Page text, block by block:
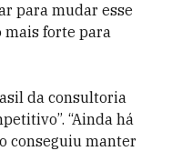
para mudar esse
forte para
da consultoria
“Ainda há
conseguiu manter